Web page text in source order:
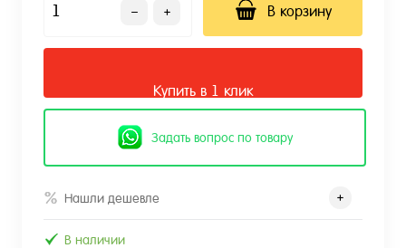
В корзину
Купить в 1 клик
Задать вопрос по товару
Нашли дешевле
В наличии